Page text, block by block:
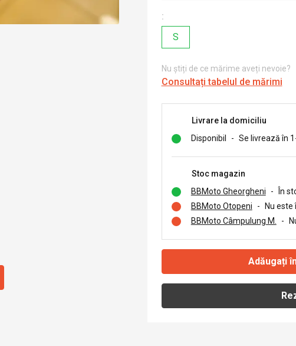
:
S
Nu știți de ce mărime aveți nevoie?
Consultați tabelul de mărimi
Livrare la domiciliu
Disponibil
- Se livrează în
Stoc magazin
BBMoto Gheorgheni
-
În
BBMoto Otopeni
-
Nu este
BBMoto Câmpulung M.
-
Adăugați